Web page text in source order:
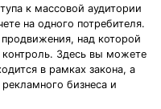
к массовой аудитории
на одного потребителя.
над которой
контроль. Здесь вы можете
в рамках закона, а
бизнеса и